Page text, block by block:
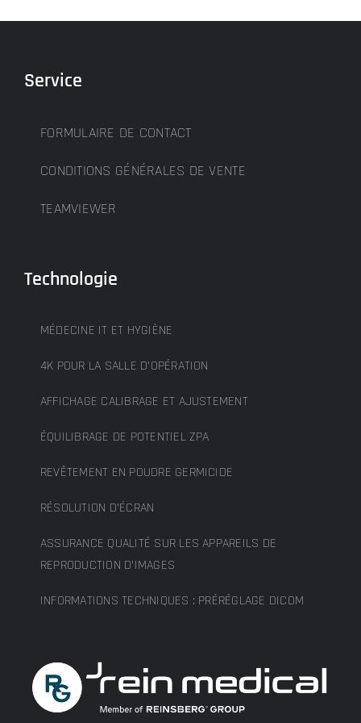
Service
FORMULAIRE DE CONTACT
CONDITIONS GÉNÉRALES DE VENTE
TEAMVIEWER
Technologie
MÉDECINE IT ET HYGIÈNE
4K POUR LA SALLE D’OPÉRATION
AFFICHAGE CALIBRAGE ET AJUSTEMENT
ÉQUILIBRAGE DE POTENTIEL ZPA
REVÊTEMENT EN POUDRE GERMICIDE
RÉSOLUTION D’ÉCRAN
ASSURANCE QUALITÉ SUR LES APPAREILS DE
REPRODUCTION D’IMAGES
INFORMATIONS TECHNIQUES : PRÉRÉGLAGE DICOM